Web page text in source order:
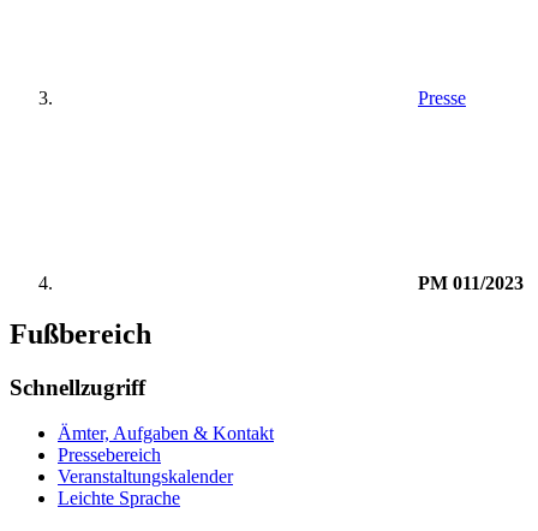
Presse
PM 011/2023
Fußbereich
Schnellzugriff
Ämter, Aufgaben & Kontakt
Pressebereich
Veranstaltungskalender
Leichte Sprache